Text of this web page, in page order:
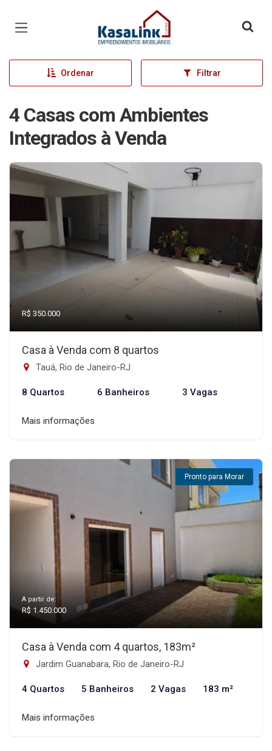
Página inicial
Ordenar Filtrar
4 Casas com Ambientes
Integrados à Venda
R$ 350.000
Casa à Venda com 8 quartos
Tauá, Rio de Janeiro-RJ
8 Quartos 6 Banheiros 3 Vagas
Mais informações
Pronto para Morar
A partir de:
R$ 1.450.000
Casa à Venda com 4 quartos, 183m²
Jardim Guanabara, Rio de Janeiro-RJ
4 Quartos 5 Banheiros 2 Vagas 183 m²
Mais informações